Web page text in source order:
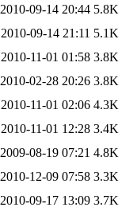
2010-09-14 20:44 5.8K
2010-09-14 21:11 5.1K
2010-11-01 01:58 3.8K
2010-02-28 20:26 3.8K
2010-11-01 02:06 4.3K
2010-11-01 12:28 3.4K
2009-08-19 07:21 4.8K
2010-12-09 07:58 3.3K
2010-09-17 13:09 3.7K